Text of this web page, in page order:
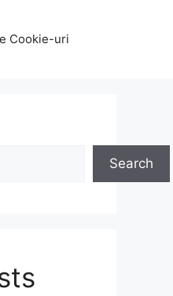
Cookie-uri
Search